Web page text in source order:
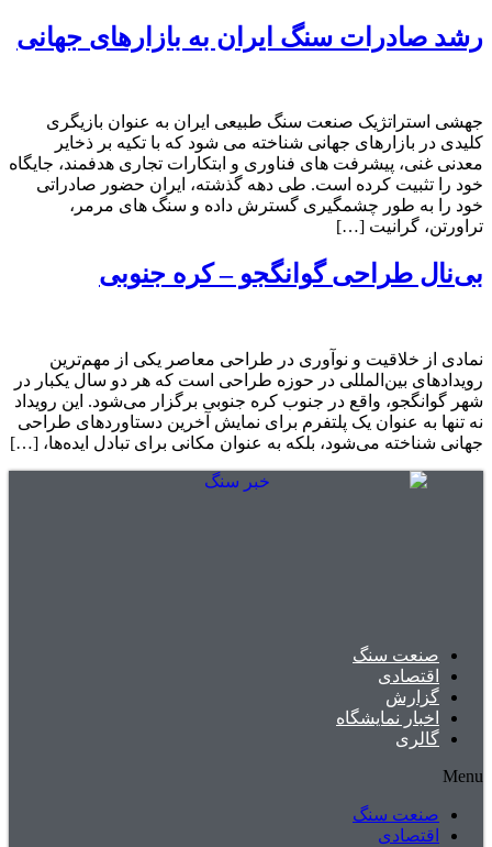
رشد صادرات سنگ ایران به بازارهای جهانی
جهشی استراتژیک صنعت سنگ طبیعی ایران به عنوان بازیگری
کلیدی در بازارهای جهانی شناخته می شود که با تکیه بر ذخایر
معدنی غنی، پیشرفت های فناوری و ابتکارات تجاری هدفمند، جایگاه
خود را تثبیت کرده است. طی دهه گذشته، ایران حضور صادراتی
خود را به طور چشمگیری گسترش داده و سنگ های مرمر،
تراورتن، گرانیت […]
بی‌نال طراحی گوانگجو – کره جنوبی
نمادی از خلاقیت و نوآوری در طراحی معاصر یکی از مهم‌ترین
رویدادهای بین‌المللی در حوزه طراحی است که هر دو سال یکبار در
شهر گوانگجو، واقع در جنوب کره جنوبی برگزار می‌شود. این رویداد
نه تنها به عنوان یک پلتفرم برای نمایش آخرین دستاوردهای طراحی
جهانی شناخته می‌شود، بلکه به عنوان مکانی برای تبادل ایده‌ها، […]
صنعت سنگ
اقتصادی
گزارش
اخبار نمایشگاه
گالری
Menu
صنعت سنگ
اقتصادی